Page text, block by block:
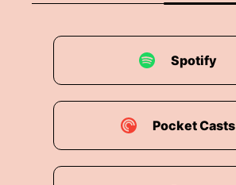
Spotify
Pocket Casts